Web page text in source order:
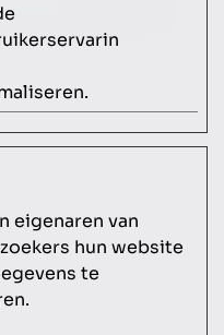
eigenaren van
hun website
te